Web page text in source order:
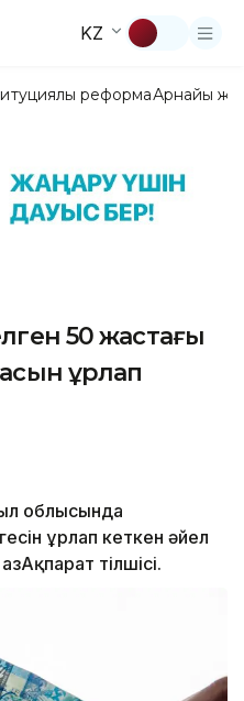
KZ
реформаАрнайы
50 жастағы
ұрлап
облысында
ұрлап кеткен әйел
тілшісі.